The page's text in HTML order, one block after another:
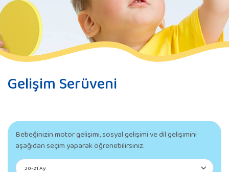
Gelişim Serüveni
Bebeğinizin motor gelişimi, sosyal gelişimi ve dil gelişimini
aşağıdan seçim yaparak öğrenebilirsiniz.